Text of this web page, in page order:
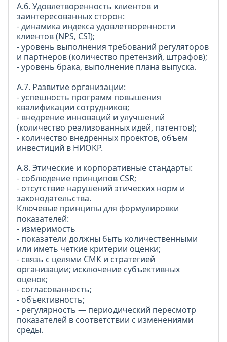
А.6. Удовлетворенность клиентов и
заинтересованных сторон:
- динамика индекса удовлетворенности
клиентов (NPS, CSI);
- уровень выполнения требований регуляторов
и партнеров (количество претензий, штрафов);
- уровень брака, выполнение плана выпуска.
А.7. Развитие организации:
- успешность программ повышения
квалификации сотрудников;
- внедрение инноваций и улучшений
(количество реализованных идей, патентов);
- количество внедренных проектов, объем
инвестиций в НИОКР.
А.8. Этические и корпоративные стандарты:
- соблюдение принципов СЅR;
- отсутствие нарушений этических норм и
законодательства.
Ключевые принципы для формулировки
показателей:
- измеримость
- показатели должны быть количественными
или иметь четкие критерии оценки;
- связь с целями СМК и стратегией
организации; исключение субъективных
оценок;
- согласованность;
- объективность;
- регулярность — периодический пересмотр
показателей в соответствии с изменениями
среды.